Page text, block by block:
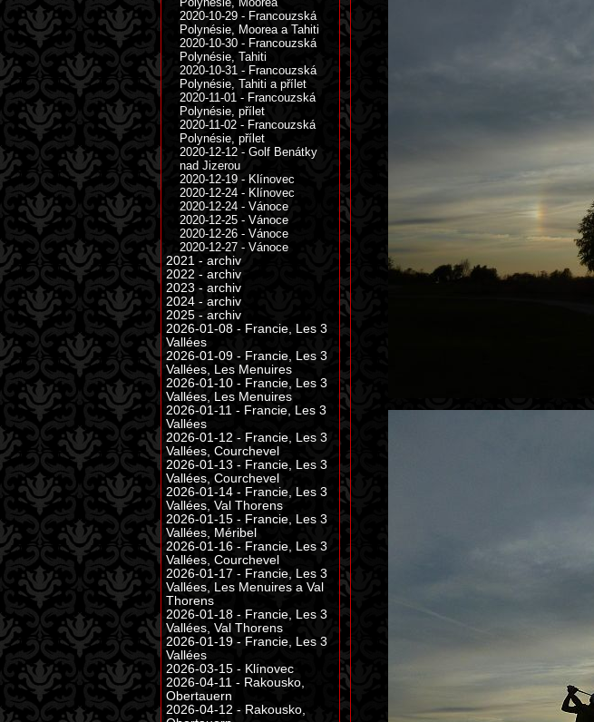
2020-10-29 - Francouzská
Polynésie, Moorea a Tahiti
2020-10-30 - Francouzská
Polynésie, Tahiti
2020-10-31 - Francouzská
Polynésie, Tahiti a přílet
2020-11-01 - Francouzská
Polynésie, přílet
2020-11-02 - Francouzská
Polynésie, přílet
2020-12-12 - Golf Benátky
nad Jizerou
2020-12-19 - Klínovec
2020-12-24 - Klínovec
2020-12-24 - Vánoce
2020-12-25 - Vánoce
2020-12-26 - Vánoce
2020-12-27 - Vánoce
2021 - archiv
2022 - archiv
2023 - archiv
2024 - archiv
2025 - archiv
2026-01-08 - Francie, Les 3
Vallées
2026-01-09 - Francie, Les 3
Vallées, Les Menuires
2026-01-10 - Francie, Les 3
Vallées, Les Menuires
2026-01-11 - Francie, Les 3
Vallées
2026-01-12 - Francie, Les 3
Vallées, Courchevel
2026-01-13 - Francie, Les 3
Vallées, Courchevel
2026-01-14 - Francie, Les 3
Vallées, Val Thorens
2026-01-15 - Francie, Les 3
Vallées, Méribel
2026-01-16 - Francie, Les 3
Vallées, Courchevel
2026-01-17 - Francie, Les 3
Vallées, Les Menuires a Val
Thorens
2026-01-18 - Francie, Les 3
Vallées, Val Thorens
2026-01-19 - Francie, Les 3
Vallées
2026-03-15 - Klínovec
2026-04-11 - Rakousko,
Obertauern
2026-04-12 - Rakousko,